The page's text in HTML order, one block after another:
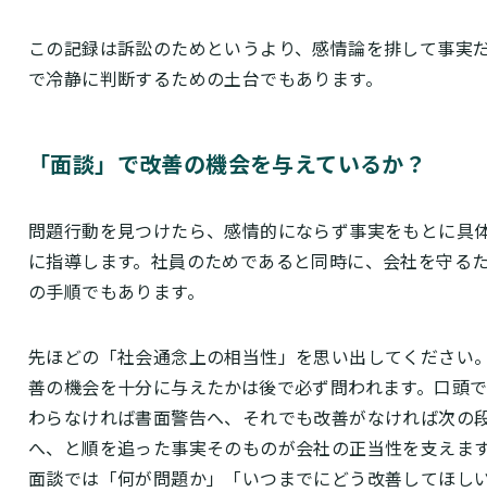
この記録は訴訟のためというより、感情論を排して事実
で冷静に判断するための土台でもあります。
「面談」で改善の機会を与えているか？
問題行動を見つけたら、感情的にならず事実をもとに具
に指導します。社員のためであると同時に、会社を守る
の手順でもあります。
先ほどの「社会通念上の相当性」を思い出してください
善の機会を十分に与えたかは後で必ず問われます。口頭
わらなければ書面警告へ、それでも改善がなければ次の
へ、と順を追った事実そのものが会社の正当性を支えま
面談では「何が問題か」「いつまでにどう改善してほし